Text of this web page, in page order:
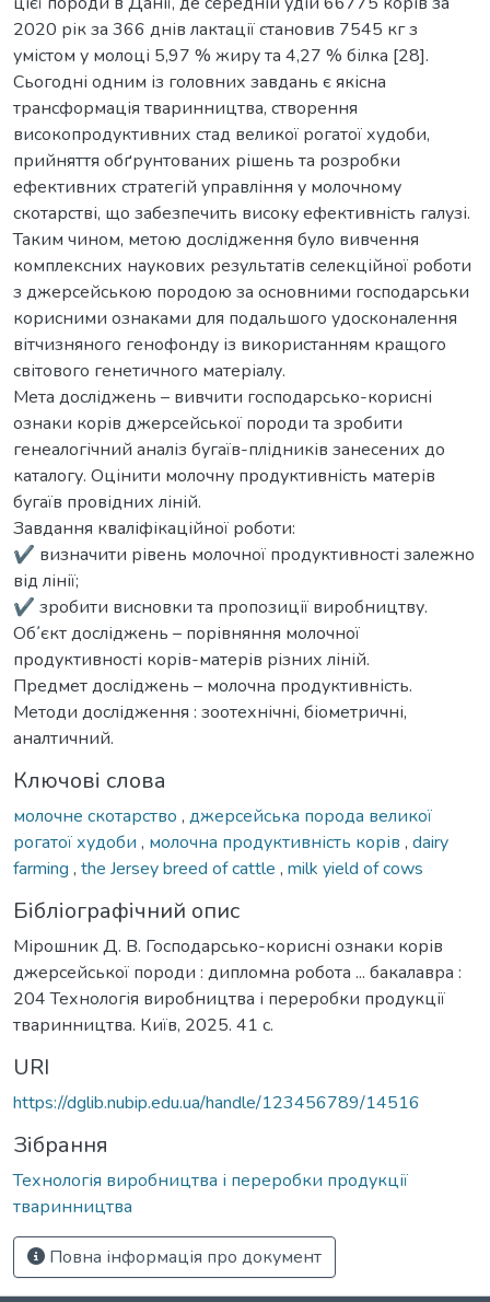
2020 рік за 366 днів лактації становив 7545 кг з
умістом у молоці 5,97 % жиру та 4,27 % білка [28].
Сьогодні одним із головних завдань є якісна
трансформація тваринництва, створення
високопродуктивних стад великої рогатої худоби,
прийняття обґрунтованих рішень та розробки
ефективних стратегій управління у молочному
скотарстві, що забезпечить високу ефективність галузі.
Таким чином, метою дослідження було вивчення
комплексних наукових результатів селекційної роботи
з джерсейською породою за основними господарськи
корисними ознаками для подальшого удосконалення
вітчизняного генофонду із використанням кращого
світового генетичного матеріалу.
Мета досліджень – вивчити господарсько-корисні
ознаки корів джерсейської породи та зробити
генеалогічний аналіз бугаїв-плідників занесених до
каталогу. Оцінити молочну продуктивність матерів
бугаїв провідних ліній.
Завдання кваліфікаційної роботи:
✔ визначити рівень молочної продуктивності залежно
від лінії;
✔ зробити висновки та пропозиції виробництву.
Об᾽єкт досліджень – порівняння молочної
продуктивності корів-матерів різних ліній.
Предмет досліджень – молочна продуктивність.
Методи дослідження : зоотехнічні, біометричні,
аналтичний.
Ключові слова
молочне скотарство , джерсейська порода великої
рогатої худоби , молочна продуктивність корів , dairy
farming , the Jersey breed of cattle , milk yield of cows
Бібліографічний опис
Мірошник Д. В. Господарсько-корисні ознаки корів
джерсейської породи : дипломна робота ... бакалавра :
204 Технологія виробництва і переробки продукції
тваринництва. Київ, 2025. 41 с.
URI
https://dglib.nubip.edu.ua/handle/123456789/14516
Зібрання
Технологія виробництва і переробки продукції
тваринництва
Повна інформація про документ